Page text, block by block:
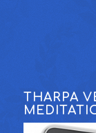
THARPA